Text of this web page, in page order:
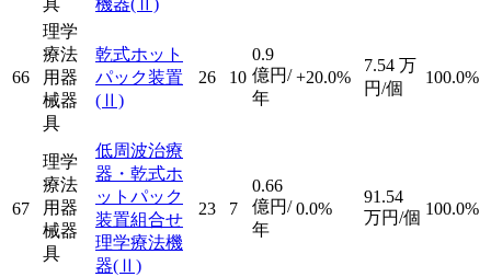
具
機器(Ⅱ)
66
理学
療法
用器
械器
具
乾式ホット
パック装置
(Ⅱ)
26 10
0.9
億円/
年
+20.0%
7.54 万
円/個
100.0%
67
理学
療法
用器
械器
具
低周波治療
器・乾式ホ
ットパック
装置組合せ
理学療法機
器(Ⅱ)
23 7
0.66
億円/
年
0.0%
91.54
万円/個 100.0%